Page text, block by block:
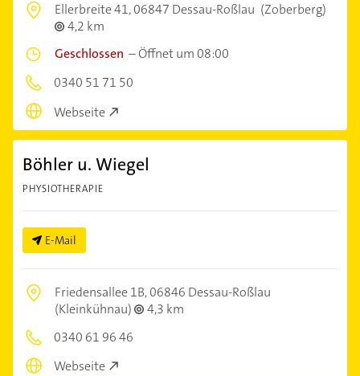
Ellerbreite 41,06847 Dessau-Roßlau (Zoberberg)
4,2 km
Geschlossen –Öffnet um 08:00
0340 51 71 50
Webseite
Böhler u. Wiegel
PHYSIOTHERAPIE
E-Mail
Friedensallee 1B,06846 Dessau-Roßlau
(Kleinkühnau)
4,3 km
0340 61 96 46
Webseite